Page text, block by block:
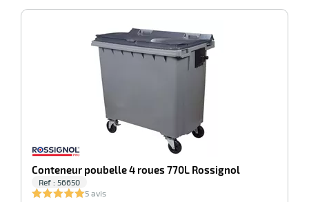
Conteneur poubelle 4 roues 770L Rossignol
Ref : 56650
5 avis